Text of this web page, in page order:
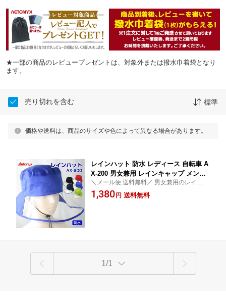
★一部の商品のレビュープレゼントは、対象外または撥水巾着袋となり
ます。
売り切れを含む 標準
価格や送料は、商品のサイズや色によって異なる場合があります。
レインハット 防水 レディース 自転車 A
X-200 男女兼用 レインキャップ メンズ
レイングッズ 雨 帽子 あご紐 調整コー
ド 蒸れないメッシュ付 シームテープ加
＼メール便 送料無料／ 男女兼用のレインウ
ェアメーカーが作った防水レインハットで
す 撥水生地＆シームテープ加工＆裏メッシ
1,380円 送料無料
1/1